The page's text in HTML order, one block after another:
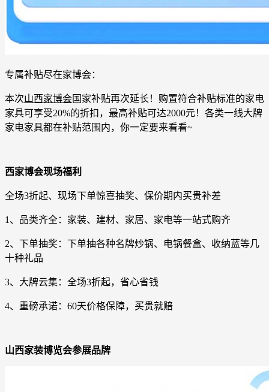
专属补贴尽在家博会：
本次山西家博会国家补贴再次延长！购置符合补贴标准的家电
家具可享受20%的折扣，最高补贴可达2000元！各类一线大牌
家电家具都在补贴范围内，你一定要来看看~
西家博会现场福利
全场3折起、现场下单惊喜抽奖、保价期内买贵补差
1、品类齐全：家装、建材、家居、家电等一站式购齐
2、下单抽奖：下单抽各种名牌炒锅、电锅餐盒、收纳蓝等几
十种礼品
3、大牌云集：全场3折起，省心省钱
4、重磅承诺：60天价格保障，买贵就赔
山西家装博览会参展品牌